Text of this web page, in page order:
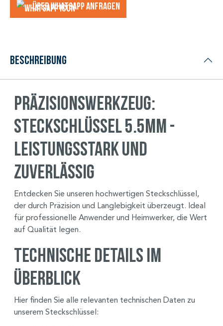
Über WhatsApp anfragеn
Beschreibung
Präzisionswerkzeug:
Steckschlüssel 5.5mm -
Leistungsstark und
Zuverlässig
Entdecken Sie unseren hochwertigen Steckschlüssel,
der durch Präzision und Langlebigkeit überzeugt. Ideal
für professionelle Anwender und Heimwerker, die Wert
auf Qualität legen.
Technische Details im
Überblick
Hier finden Sie alle relevanten technischen Daten zu
unserem Steckschlüssel: